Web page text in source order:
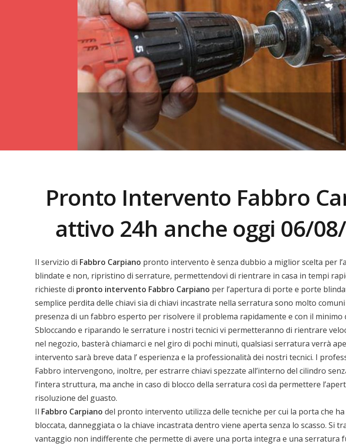
Pronto Intervento Fabbro
attivo 24h anche oggi 06/
Il servizio di Fabbro Carpiano pronto intervento è senza dubbio a miglior scelta per
blindate e non, ripristino di serrature, permettendovi di rientrare in casa in tempi
richieste di pronto intervento Fabbro Carpiano per l’apertura di porte e porte
semplice perdita delle chiavi sia di chiavi incastrate nella serratura sono molto
presenza di un fabbro esperto per risolvere il problema rapidamente e con il minimo
Sbloccando e riparando le serrature i nostri tecnici vi permetteranno di rientrare
nel negozio, basterà chiamarci e nel giro di pochi minuti, qualsiasi serratura verrà
intervento sarà breve data l’ esperienza e la professionalità dei nostri tecnici. I
Fabbro intervengono, inoltre, per estrarre chiavi spezzate all’interno del cilindro
l’intera struttura, ma anche in caso di blocco della serratura così da permettere
risoluzione del guasto.
Il Fabbro Carpiano del pronto intervento utilizza delle tecniche per cui la porta che
bloccata, danneggiata o la chiave incastrata dentro viene aperta senza lo scasso. Si
vantaggio non indifferente che permette di avere una porta integra e una serratura